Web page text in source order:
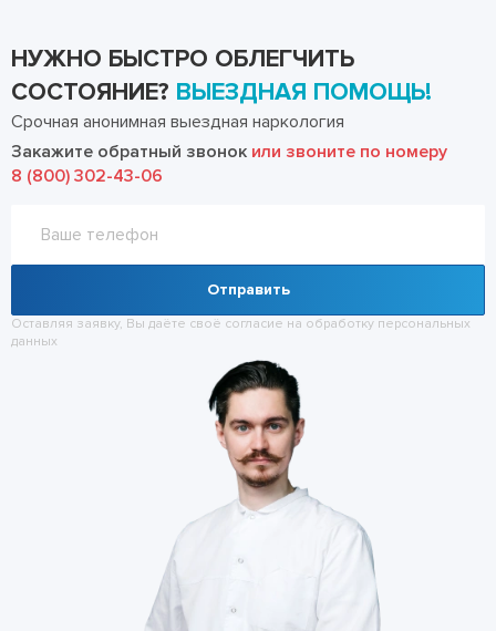
НУЖНО БЫСТРО ОБЛЕГЧИТЬ
СОСТОЯНИЕ? ВЫЕЗДНАЯ ПОМОЩЬ!
Срочная анонимная выездная наркология
Закажите обратный звонок или звоните по номеру
8 (800) 302-43-06
Отправить
Оставляя заявку, Вы даёте своё согласие на обработку персональных
данных